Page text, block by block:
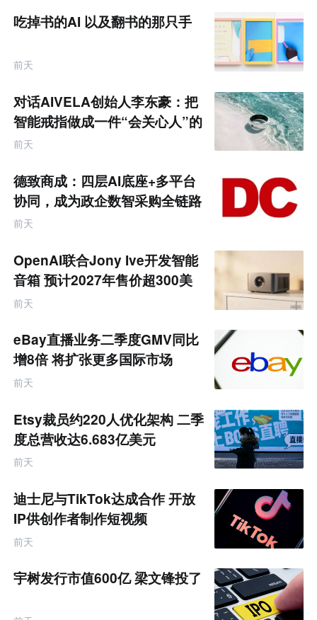
题
吃掉书的AI 以及翻书的那只手
前天
对话AIVELA创始人李东豪：把
智能戒指做成一件“会关心人”的
饰品
前天
德致商成：四层AI底座+多平台
协同，成为政企数智采购全链路
服务商
前天
OpenAI联合Jony Ive开发智能
音箱 预计2027年售价超300美
元
前天
eBay直播业务二季度GMV同比
增8倍 将扩张更多国际市场
前天
Etsy裁员约220人优化架构 二季
度总营收达6.683亿美元
前天
迪士尼与TikTok达成合作 开放
IP供创作者制作短视频
前天
宇树发行市值600亿 梁文锋投了